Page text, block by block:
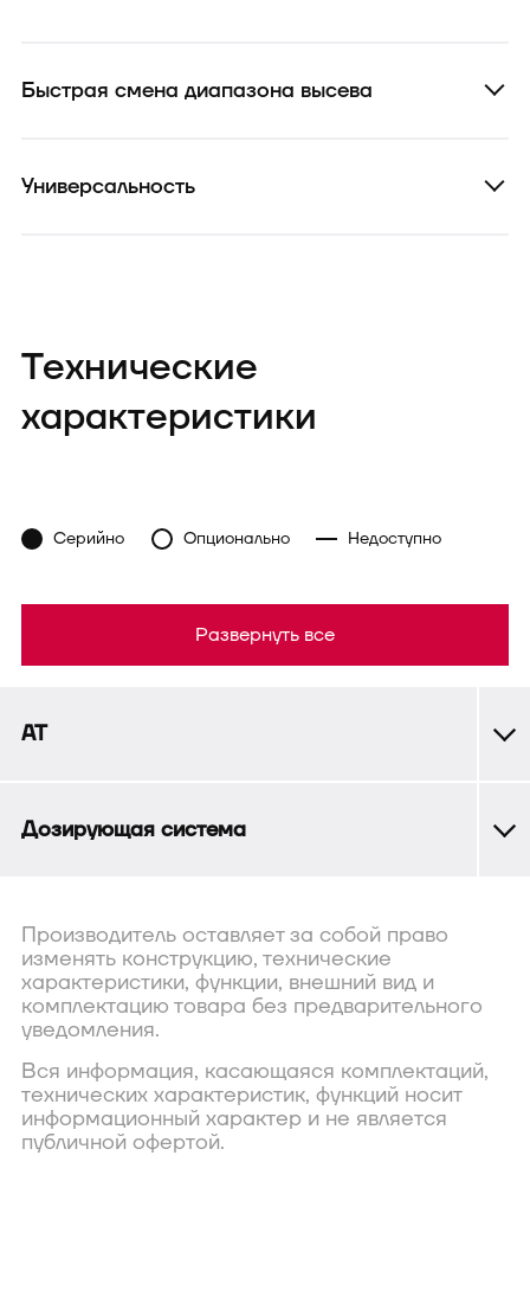
Быстрая смена диапазона высева
Универсальность
Технические
характеристики
АТ
Дозирующая система
Серийно Опционально Недоступно
Развернуть все
Производитель оставляет за собой право
изменять конструкцию, технические
характеристики, функции, внешний вид и
комплектацию товара без предварительного
уведомления.
Вся информация, касающаяся комплектаций,
технических характеристик, функций носит
информационный характер и не является
публичной офертой.